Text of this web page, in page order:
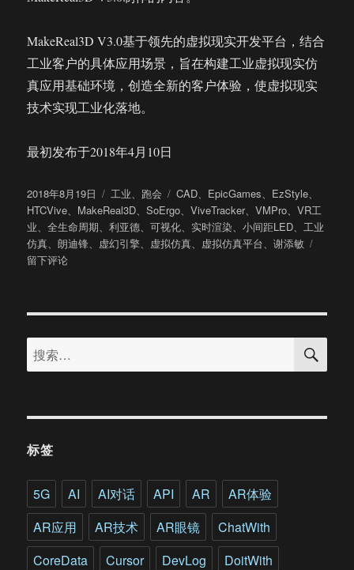
MakeReal3D V3.0基于领先的虚拟现实开发平台，结合
工业客户的具体应用场景，旨在构建工业虚拟现实仿
真应用基础环境，创造全新的客户体验，使虚拟现实
技术实现工业化落地。
最初发布于2018年4月10日
发
布
于
2018年8月19日
分
类
工业、 跑会
标
签
CAD、 EpicGames、 EzStyle、
HTCVive、 MakeReal3D、SoErgo、ViveTracker、VMPro、VR工
业、全生命周期、利亚德、可视化、实时渲染、小间距LED、工业
仿真、朗迪锋、 虚幻引擎、 虚拟仿真、 虚拟仿真平台、谢添敏
科
正
式
发
留下评论
搜
索：
搜
标签
5G AI AI对话 API AR
AR体验
AR应用
AR技术 AR眼镜
ChatWith
CoreData
Cursor DevLog
DoitWith